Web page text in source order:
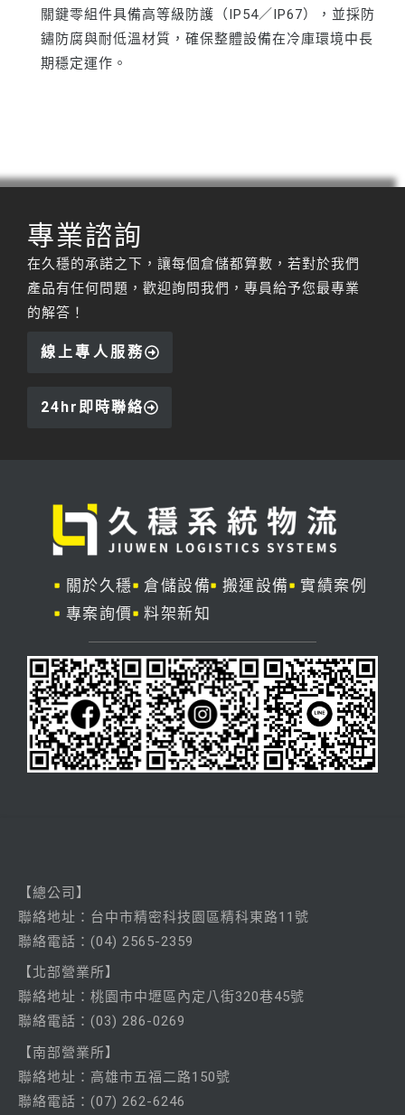
關鍵零組件具備高等級防護（IP54／IP67），並採防
鏽防腐與耐低溫材質，確保整體設備在冷庫環境中長
期穩定運作。
專業諮詢
在久穩的承諾之下，讓每個倉儲都算數，若對於我們
產品有任何問題，歡迎詢問我們，專員給予您最專業
的解答！
線上專人服務
24hr即時聯絡
關於久穩 倉儲設備 搬運設備
實績案例
專案詢價
料架新知
【總公司】
聯絡地址：台中市精密科技園區精科東路11號
聯絡電話： (04) 2565-2359
【北部營業所】
聯絡地址：桃園市中壢區內定八街320巷45號
聯絡電話： (03) 286-0269
【南部營業所】
聯絡地址：高雄市五福二路150號
聯絡電話： (07) 262-6246